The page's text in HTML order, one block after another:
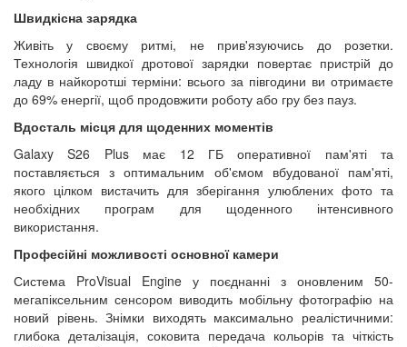
Швидкісна зарядка
Живіть у своєму ритмі, не прив'язуючись до розетки.
Технологія швидкої дротової зарядки повертає пристрій до
ладу в найкоротші терміни: всього за півгодини ви отримаєте
до 69% енергії, щоб продовжити роботу або гру без пауз.
Вдосталь місця для щоденних моментів
Galaxy S26 Plus має 12 ГБ оперативної пам'яті та
поставляється з оптимальним об'ємом вбудованої пам'яті,
якого цілком вистачить для зберігання улюблених фото та
необхідних програм для щоденного інтенсивного
використання.
Професійні можливості основної камери
Система ProVisual Engine у поєднанні з оновленим 50-
мегапіксельним сенсором виводить мобільну фотографію на
новий рівень. Знімки виходять максимально реалістичними:
глибока деталізація, соковита передача кольорів та чіткість